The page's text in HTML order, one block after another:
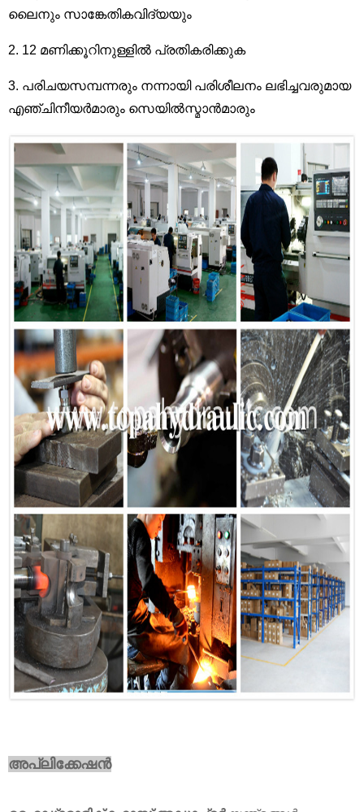
ലൈനും സാങ്കേതികവിദ്യയും
2. 12 മണിക്കൂറിനുള്ളിൽ പ്രതികരിക്കുക
3. പരിചയസമ്പന്നരും നന്നായി പരിശീലനം ലഭിച്ചവരുമായ
എഞ്ചിനീയർമാരും സെയിൽസ്മാൻമാരും
അപ്ലിക്കേഷൻ